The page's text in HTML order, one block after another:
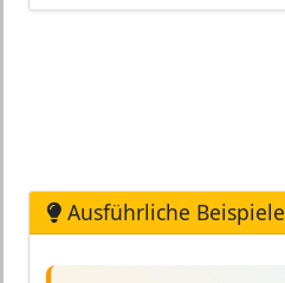
Ausführliche Beispiele